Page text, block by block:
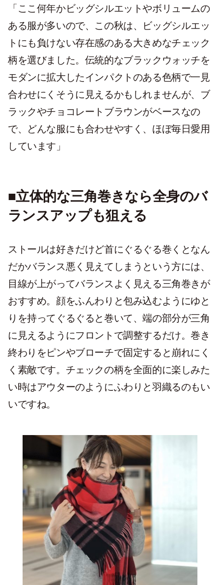
「ここ何年かビッグシルエットやボリュームの
ある服が多いので、この秋は、ビッグシルエッ
トにも負けない存在感のある大きめなチェック
柄を選びました。伝統的なブラックウォッチを
モダンに拡大したインパクトのある色柄で一見
合わせにくそうに見えるかもしれませんが、ブ
ラックやチョコレートブラウンがベースなの
で、どんな服にも合わせやすく、ほぼ毎日愛用
しています」
■立体的な三角巻きなら全身のバ
ランスアップも狙える
ストールは好きだけど首にぐるぐる巻くとなん
だかバランス悪く見えてしまうという方には、
目線が上がってバランスよく見える三角巻きが
おすすめ。顔をふんわりと包み込むようにゆと
りを持ってぐるぐると巻いて、端の部分が三角
に見えるようにフロントで調整するだけ。巻き
終わりをピンやブローチで固定すると崩れにく
く素敵です。チェックの柄を全面的に楽しみた
い時はアウターのようにふわりと羽織るのもい
いですね。